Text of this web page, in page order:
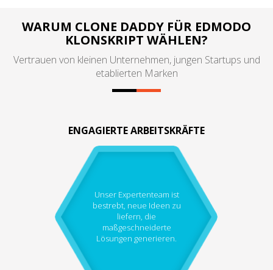
WARUM CLONE DADDY FÜR EDMODO
KLONSKRIPT WÄHLEN?
Vertrauen von kleinen Unternehmen, jungen Startups und
etablierten Marken
ENGAGIERTE ARBEITSKRÄFTE
Unser Expertenteam ist
bestrebt, neue Ideen zu
liefern, die
maßgeschneiderte
Lösungen generieren.